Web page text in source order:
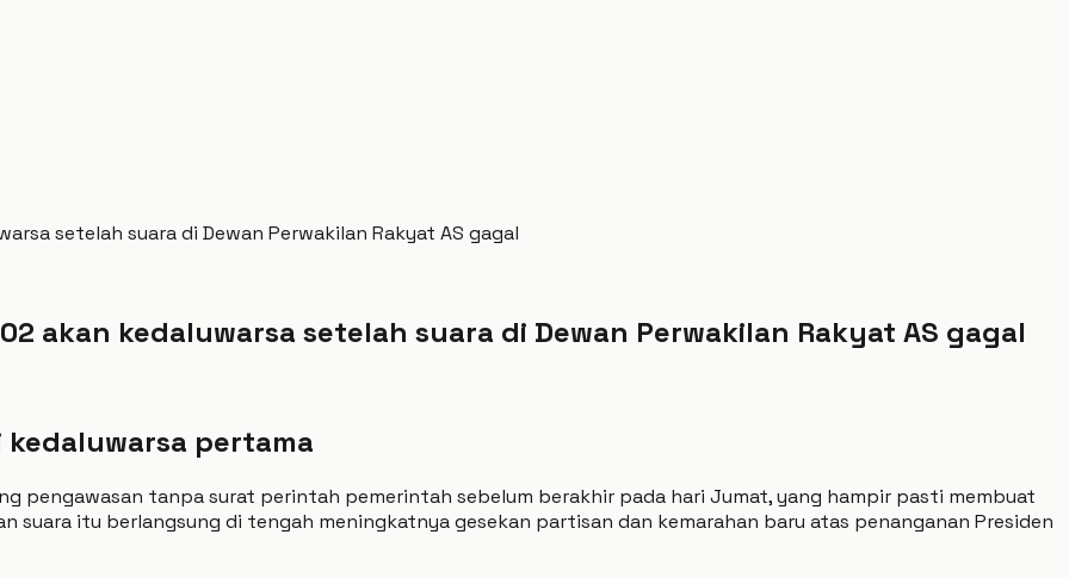
setelah suara di Dewan Perwakilan Rakyat AS gagal
akan kedaluwarsa setelah suara di Dewan Perwakilan Rakyat AS gagal
pertama
pengawasan tanpa surat perintah pemerintah sebelum berakhir pada hari Jumat, yang hampir pasti membuat
suara itu berlangsung di tengah meningkatnya gesekan partisan dan kemarahan baru atas penanganan Presiden